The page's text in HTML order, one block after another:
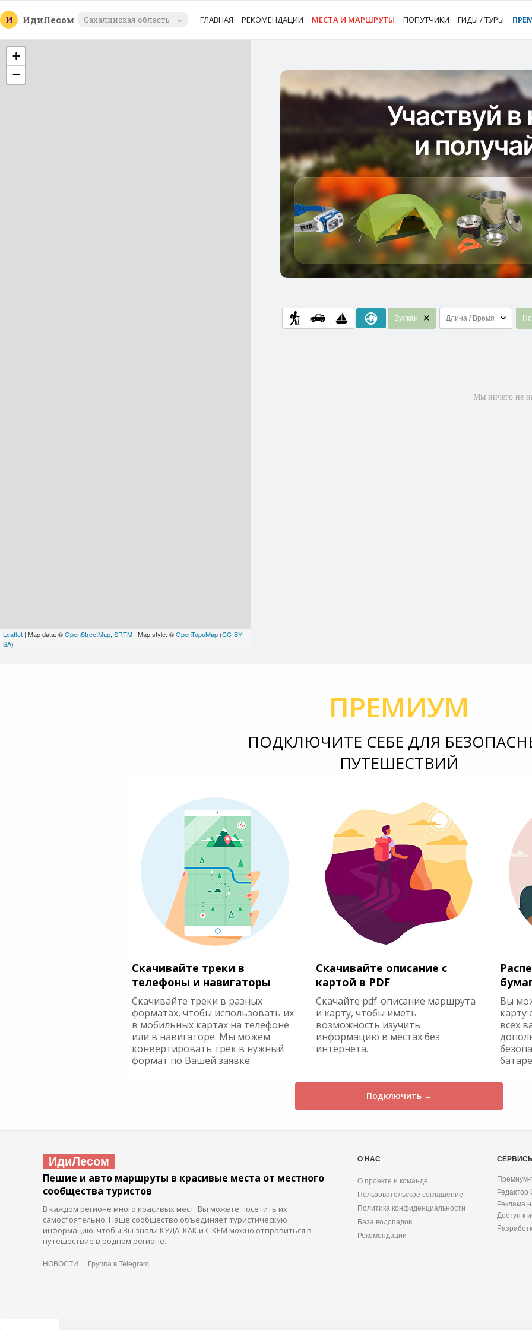
И ИдиЛесом Сахалинская область ГЛАВНАЯ РЕКОМЕНДАЦИИ МЕСТА И МАРШРУТЫ ПОПУТЧИКИ ГИДЫ / ТУРЫ
+
−
Leaflet | Map data: ©OpenStreetMap, SRTM | Map style: ©OpenTopoMap (CC-BY-
SA)
Вулкан Длина / Время
Мы ничего не
ПРЕМИУМ
ПОДКЛЮЧИТЕ СЕБЕ ДЛЯ
ПУТЕШЕСТВИЙ
Скачивайте треки в
телефоны и навигаторы
Скачивайте треки в разных
форматах, чтобы использовать их
в мобильных картах на телефоне
или в навигаторе. Мы можем
конвертировать трек в нужный
формат по Вашей заявке.
Скачивайте описание с
картой в PDF
Скачайте pdf-описание маршрута
и карту, чтобы иметь
возможность изучить
информацию в местах без
интернета.
Вы
карту
всех
Подключить →
ИдиЛесом
Пешие и авто маршруты в красивые места от местного
сообщества туристов
В каждом регионе много красивых мест. Вы можете посетить их
самостоятельно. Наше сообщество объединяет туристическую
информацию, чтобы Вы знали КУДА, КАК и С КЕМ можно отправиться в
путешествие в родном регионе.
НОВОСТИ Группа в Telegram
О НАС
О проекте и команде
Пользовательское соглашение
Политика конфиденциальности
База водопадов
Рекомендации
Премиум-
Редактор
Реклама
Доступ к